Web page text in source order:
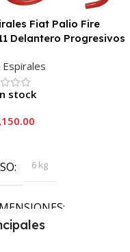
Fiat Palio Fire
Delantero Progresivos
Espirales
stock
6 kg